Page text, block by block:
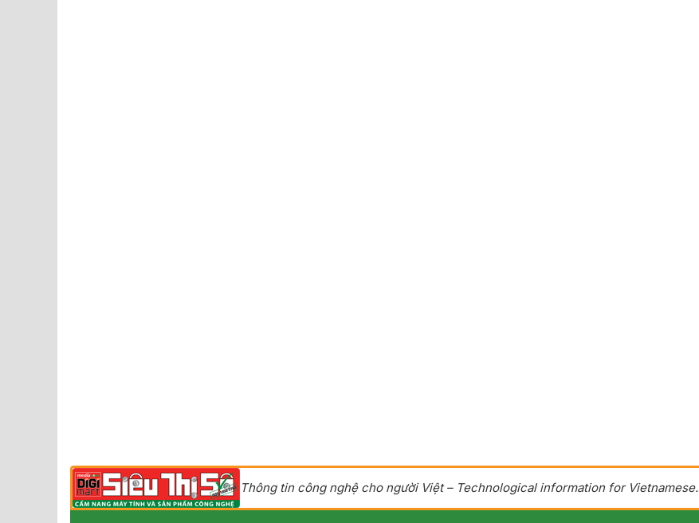
Thông tin công nghệ cho người Việt – Technological information for Vietnamese.